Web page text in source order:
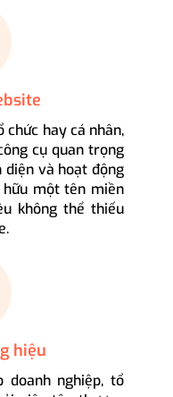
chức hay cá nhân,
cụ quan trọng
và hoạt động
một tên miền
không thể thiếu
hiệu
nghiệp, tổ